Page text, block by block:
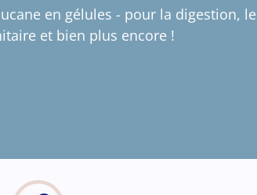
en gélules - pour la digestion,
et bien plus encore !